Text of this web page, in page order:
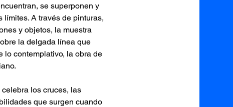
se superponen y
límites. A través de pinturas,
y objetos, la muestra
la delgada línea que
lo contemplativo, la obra de
los cruces, las
que surgen cuando